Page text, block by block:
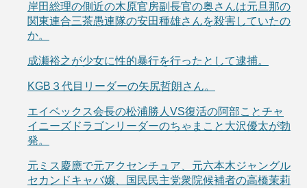
岸田総理の側近の木原官房副長官の奥さんは元旦那の
関東連合三茶愚連隊の安田種雄さんを殺害していたの
か。
成瀬裕之が少女に性的暴行を行ったとして逮捕。
KGB３代目リーダーの矢尻哲朗さん。
エイベックス会長の松浦勝人VS復活の阿部ことチャ
イニーズドラゴンリーダーのちゃまこと大沢優太が勃
発。
元ミス慶應で元アクセンチュア、元六本木ジャングル
セカンドキャバ嬢、国民民主党衆院候補者の高橋茉莉